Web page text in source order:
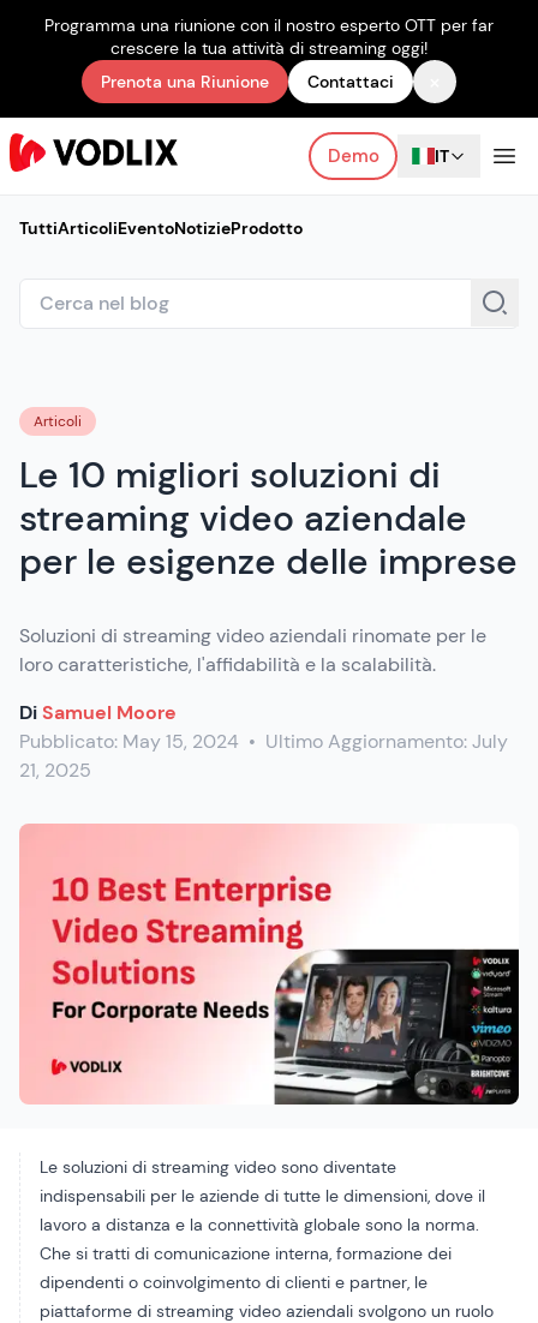
Programma una riunione con il nostro esperto OTT per far
crescere la tua attività di streaming oggi!
Prenota una Riunione
Contattaci
Demo IT
TuttiArticoliEventoNotizieProdotto
Articoli
Le 10 migliori soluzioni di
streaming video aziendale
per le esigenze delle imprese
Soluzioni di streaming video aziendali rinomate per le
loro caratteristiche, l'affidabilità e la scalabilità.
DiSamuel Moore
Pubblicato: May 15, 2024 • Ultimo Aggiornamento:July
21, 2025
Le soluzioni di streaming video sono diventate
indispensabili per le aziende di tutte le dimensioni, dove il
lavoro a distanza e la connettività globale sono la norma.
Che si tratti di comunicazione interna, formazione dei
dipendenti o coinvolgimento di clienti e partner, le
piattaforme di streaming video aziendali svolgono un ruolo